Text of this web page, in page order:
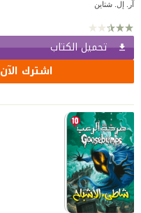
آر. إل. شتاين
تحميل الكتاب
اشترك الآن